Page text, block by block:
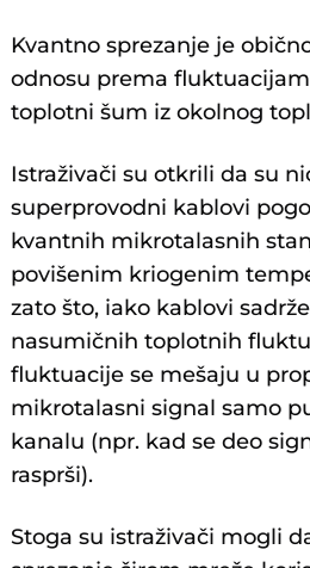
Kvantno sprezanje je
odnosu prema
toplotni šum iz okolnog
Istraživači su otkrili da su
superprovodni kablovi
kvantnih mikrotalasnih
povišenim kriogenim
zato što, iako kablovi
nasumičnih toplotnih
fluktuacije se mešaju u
mikrotalasni signal samo
kanalu (npr. kad se deo
rasprši).
Stoga su istraživači mogli